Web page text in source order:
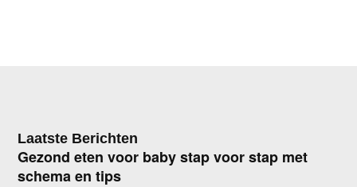
Laatste Berichten
Gezond eten voor baby stap voor stap met
schema en tips